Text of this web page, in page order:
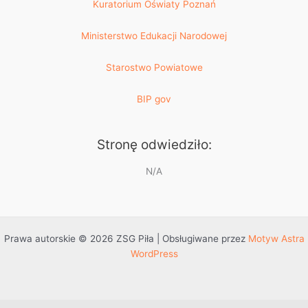
Kuratorium Oświaty Poznań
Ministerstwo Edukacji Narodowej
Starostwo Powiatowe
BIP gov
Stronę odwiedziło:
N/A
Prawa autorskie © 2026 ZSG Piła | Obsługiwane przez Motyw Astra
WordPress